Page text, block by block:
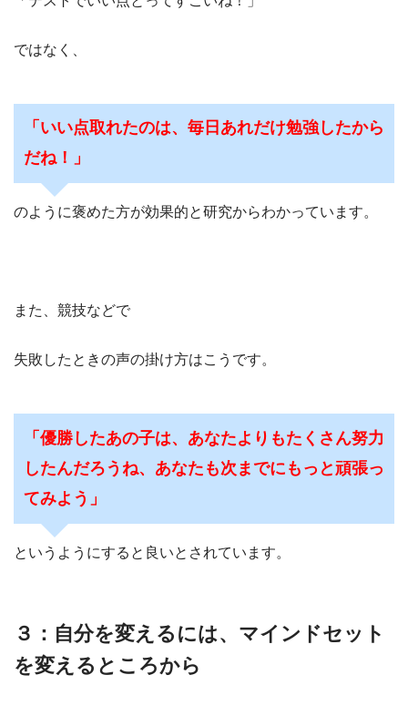
ではなく、
「いい点取れたのは、毎日あれだけ勉強したから
だね！」
のように褒めた方が効果的と研究からわかっています。
また、競技などで
失敗したときの声の掛け方はこうです。
「優勝したあの子は、あなたよりもたくさん努力
したんだろうね、あなたも次までにもっと頑張っ
てみよう」
というようにすると良いとされています。
３：自分を変えるには、マインドセット
を変えるところから